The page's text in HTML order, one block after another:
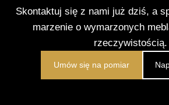
Skontaktuj się z nami już dziś, a
marzenie o wymarzonych
rzeczywistością.
Umów się na pomiar